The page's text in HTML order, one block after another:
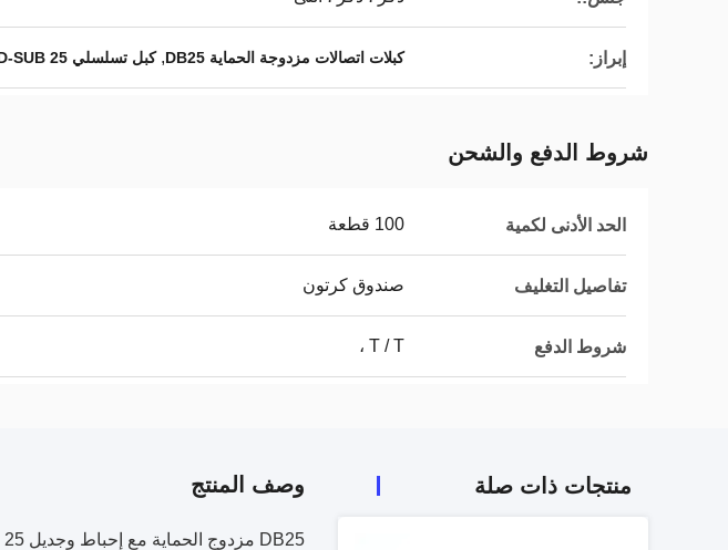
إبراز: كبلات اتصالات مزدوجة الحماية DB25 ,كبل تسلسلي RS232 D-SUB 25 دبوسًا
شروط الدفع والشحن
الحد الأدنى لكمية 100 قطعة
تفاصيل التغليف صندوق كرتون
شروط الدفع T / T ،
منتجات ذات صلة وصف المنتج
DB25 مزدوج الحماية مع إحباط وجديل D-SUB 25 دبوسًا إلى كابل RS232 التسلسلي